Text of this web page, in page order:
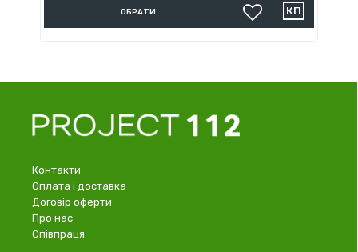
ОБРАТИ
Контакти
Оплата і доставка
Договір оферти
Про нас
Співпраця